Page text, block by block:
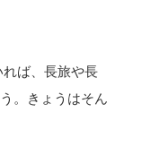
ば、長旅や長
。きょうはそん